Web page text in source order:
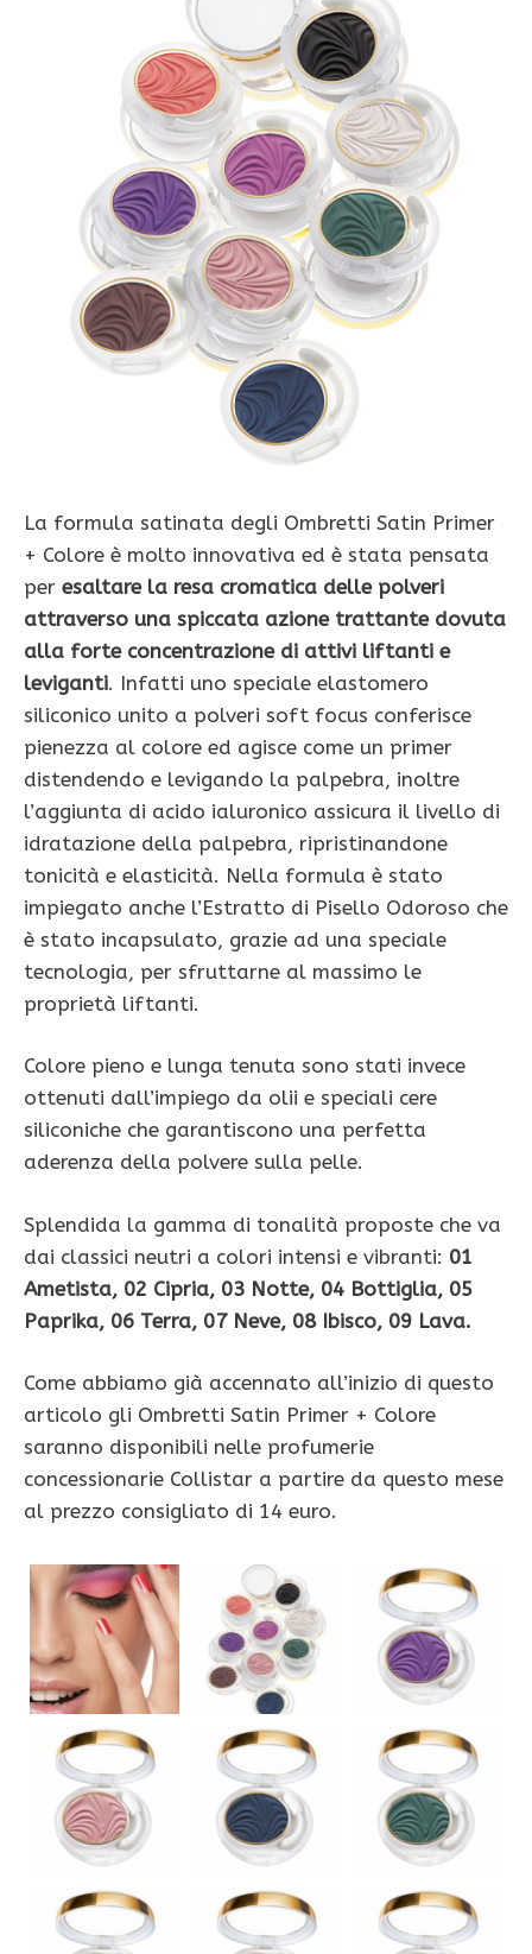
La formula satinata degli Ombretti Satin Primer
+ Colore è molto innovativa ed è stata pensata
per esaltare la resa cromatica delle polveri
attraverso una spiccata azione trattante dovuta
alla forte concentrazione di attivi liftanti e
leviganti. Infatti uno speciale elastomero
siliconico unito a polveri soft focus conferisce
pienezza al colore ed agisce come un primer
distendendo e levigando la palpebra, inoltre
l’aggiunta di acido ialuronico assicura il livello di
idratazione della palpebra, ripristinandone
tonicità e elasticità. Nella formula è stato
impiegato anche l’Estratto di Pisello Odoroso che
è stato incapsulato, grazie ad una speciale
tecnologia, per sfruttarne al massimo le
proprietà liftanti.
Colore pieno e lunga tenuta sono stati invece
ottenuti dall’impiego da olii e speciali cere
siliconiche che garantiscono una perfetta
aderenza della polvere sulla pelle.
Splendida la gamma di tonalità proposte che va
dai classici neutri a colori intensi e vibranti: 01
Ametista, 02 Cipria, 03 Notte, 04 Bottiglia, 05
Paprika, 06 Terra, 07 Neve, 08 Ibisco, 09 Lava.
Come abbiamo già accennato all’inizio di questo
articolo gli Ombretti Satin Primer + Colore
saranno disponibili nelle profumerie
concessionarie Collistar a partire da questo mese
al prezzo consigliato di 14 euro.